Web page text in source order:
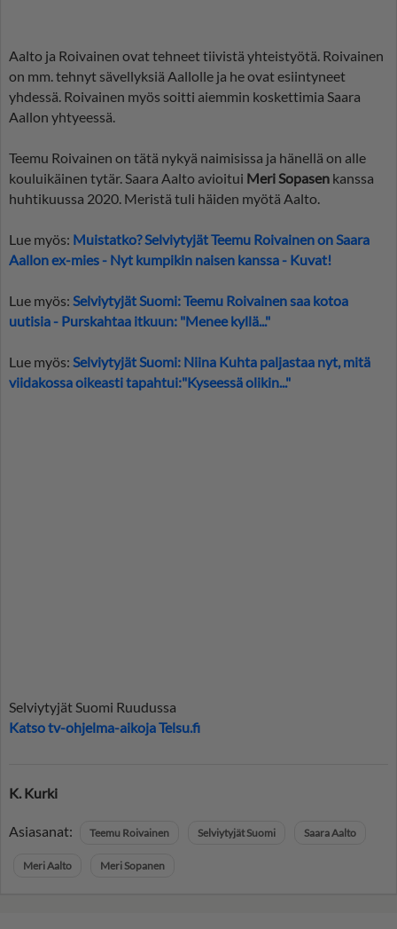
Aalto ja Roivainen ovat tehneet tiivistä yhteistyötä. Roivainen
on mm. tehnyt sävellyksiä Aallolle ja he ovat esiintyneet
yhdessä. Roivainen myös soitti aiemmin koskettimia Saara
Aallon yhtyeessä.
Teemu Roivainen on tätä nykyä naimisissa ja hänellä on alle
kouluikäinen tytär. Saara Aalto avioitui Meri Sopasen kanssa
huhtikuussa 2020. Meristä tuli häiden myötä Aalto.
Lue myös: Muistatko? Selviytyjät Teemu Roivainen on Saara
Aallon ex-mies - Nyt kumpikin naisen kanssa - Kuvat!
Lue myös: Selviytyjät Suomi: Teemu Roivainen saa kotoa
uutisia - Purskahtaa itkuun: "Menee kyllä..."
Lue myös: Selviytyjät Suomi: Niina Kuhta paljastaa nyt, mitä
viidakossa oikeasti tapahtui:"Kyseessä olikin..."
Selviytyjät Suomi Ruudussa
Katso tv-ohjelma-aikoja Telsu.fi
K. Kurki
Asiasanat: Teemu Roivainen Selviytyjät Suomi Saara Aalto
Meri Aalto Meri Sopanen